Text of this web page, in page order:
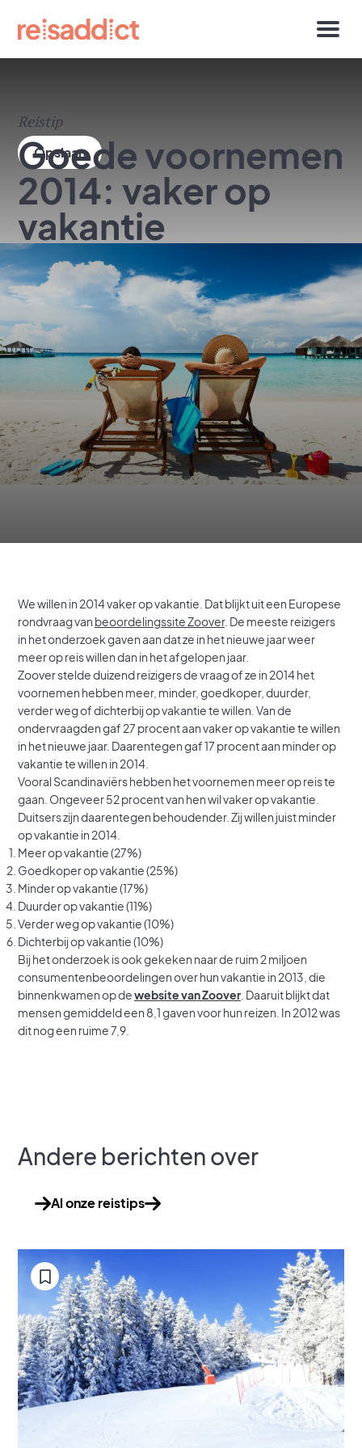
Reistip
Goede voornemen
2014: vaker op
vakantie
We willen in 2014 vaker op vakantie. Dat blijkt uit een Europese
rondvraag van beoordelingssite Zoover. De meeste reizigers
in het onderzoek gaven aan dat ze in het nieuwe jaar weer
meer op reis willen dan in het afgelopen jaar.
Zoover stelde duizend reizigers de vraag of ze in 2014 het
voornemen hebben meer, minder, goedkoper, duurder,
verder weg of dichterbij op vakantie te willen. Van de
ondervraagden gaf 27 procent aan vaker op vakantie te willen
in het nieuwe jaar. Daarentegen gaf 17 procent aan minder op
vakantie te willen in 2014.
Vooral Scandinaviërs hebben het voornemen meer op reis te
gaan. Ongeveer 52 procent van hen wil vaker op vakantie.
Duitsers zijn daarentegen behoudender. Zij willen juist minder
op vakantie in 2014.
Meer op vakantie (27%)
Goedkoper op vakantie (25%)
Minder op vakantie (17%)
Duurder op vakantie (11%)
Verder weg op vakantie (10%)
Dichterbij op vakantie (10%)
Bij het onderzoek is ook gekeken naar de ruim 2 miljoen
consumentenbeoordelingen over hun vakantie in 2013, die
binnenkwamen op dewebsite van Zoover . Daaruit blijkt dat
mensen gemiddeld een 8,1 gaven voor hun reizen. In 2012 was
dit nog een ruime 7,9.
Andere berichten over
Al onze reistips